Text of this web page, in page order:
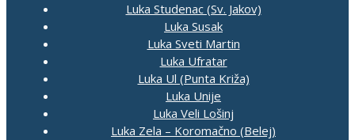
Luka Studenac (Sv. Jakov)
Luka Susak
Luka Sveti Martin
Luka Ufratar
Luka Ul (Punta Križa)
Luka Unije
Luka Veli Lošinj
Luka Zela – Koromačno (Belej)